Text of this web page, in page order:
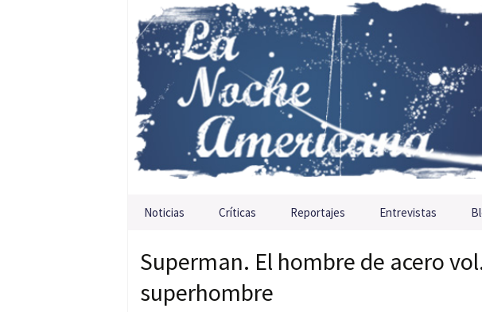
Saltar al contenido
Noticias Críticas Reportajes Entrevistas
Superman. El hombre de acero
superhombre